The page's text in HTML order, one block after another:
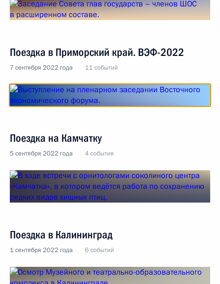
Поездка в Приморский край. ВЭФ-2022
7 сентября 2022 года 11 событий
Поездка на Камчатку
5 сентября 2022 года 4 события
Поездка в Калининград
1 сентября 2022 года 6 событий